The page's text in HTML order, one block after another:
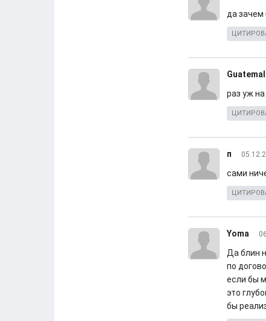
да зачем
раз уж
п
сами
Yoma
Да блин
по
если бы
это
бы